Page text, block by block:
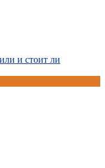
и стоит ли